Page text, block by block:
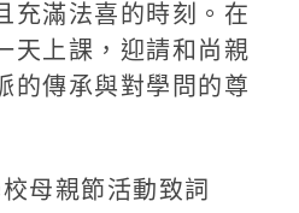
充滿法喜的時刻。在
天上課，迎請和尚親
的傳承與對學問的尊
母親節活動致詞